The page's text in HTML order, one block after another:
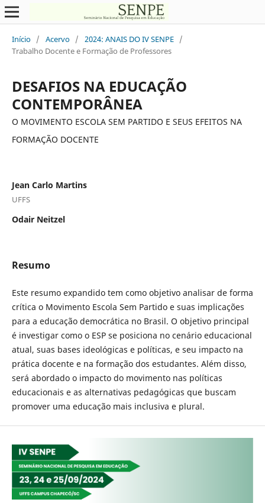
Início / Acervo / 2024: ANAIS DO IV SENPE /
Trabalho Docente e Formação de Professores
DESAFIOS NA EDUCAÇÃO
CONTEMPORÂNEA
O MOVIMENTO ESCOLA SEM PARTIDO E SEUS EFEITOS NA
FORMAÇÃO DOCENTE
Jean Carlo Martins
UFFS
Odair Neitzel
Resumo
Este resumo expandido tem como objetivo analisar de forma
crítica o Movimento Escola Sem Partido e suas implicações
para a educação democrática no Brasil. O objetivo principal
é investigar como o ESP se posiciona no cenário educacional
atual, suas bases ideológicas e políticas, e seu impacto na
prática docente e na formação dos estudantes. Além disso,
será abordado o impacto do movimento nas políticas
educacionais e as alternativas pedagógicas que buscam
promover uma educação mais inclusiva e plural.